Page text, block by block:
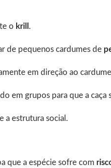
o krill .
de pequenos cardumes de
em direção ao
em grupos para que a caça
a estrutura social.
que a espécie sofre com